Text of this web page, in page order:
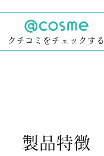
クチコミをチェックする
製品特徴